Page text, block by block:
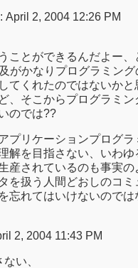
: April 2, 2004 12:26 PM
ことができるんだよー、
がかなりプログラミン
てくれたのではないかと
、そこからプログラミン
のでは??
プリケーションプログラ
解を目指さない、いわゆ
産されているのも事実の
を扱う人間どおしのコミ
忘れてはいけないのでは
2, 2004 11:43 PM
い、